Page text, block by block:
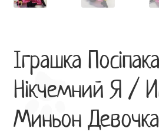
Іграшка
Нікчемний Я /
Миньон